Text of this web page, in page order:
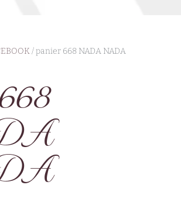
/ panier 668 NADA NADA